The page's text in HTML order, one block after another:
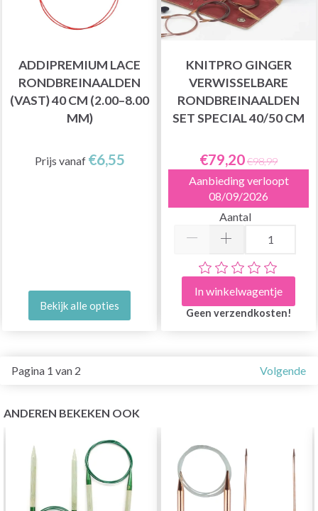
ADDIPREMIUM LACE
RONDBREINAALDEN
(VAST) 40 CM (2.00–8.00
MM)
Prijs vanaf €6,55
Bekijk alle opties
KNITPRO GINGER
VERWISSELBARE
RONDBREINAALDEN
SET SPECIAL 40/50 CM
€79,20€98,99
Aanbieding verloopt
08/09/2026
Aantal
In winkelwagentje
Geen verzendkosten!
Pagina 1 van 2 Volgende
ANDEREN BEKEKEN OOK